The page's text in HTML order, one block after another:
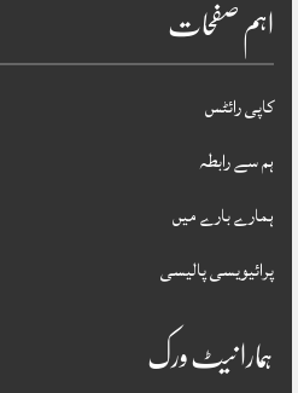
اہم صفحات
کاپی رائٹس
ہم سے رابطہ
ہمارے بارے میں
پرائیویسی پالیسی
ہمارا نیٹ ورک